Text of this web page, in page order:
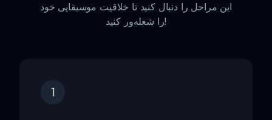
این مراحل را دنبال کنید تا خلاقیت موسیقایی خود
را شعله‌ور کنید!
1